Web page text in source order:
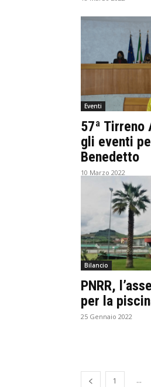
Eventi
57ª
gli eventi
Benedetto
10 Marzo 2022
Bilancio
PNRR,
per la
25 Gennaio 2022
1 ...